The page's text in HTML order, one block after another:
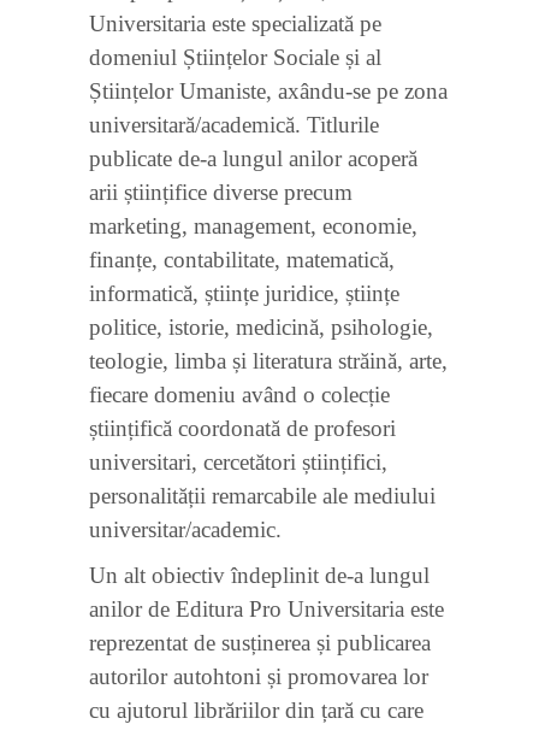
Universitaria este specializată pe
domeniul Științelor Sociale și al
Științelor Umaniste, axându-se pe zona
universitară/academică. Titlurile
publicate de-a lungul anilor acoperă
arii științifice diverse precum
marketing, management, economie,
finanțe, contabilitate, matematică,
informatică, științe juridice, științe
politice, istorie, medicină, psihologie,
teologie, limba și literatura străină, arte,
fiecare domeniu având o colecție
științifică coordonată de profesori
universitari, cercetători științifici,
personalității remarcabile ale mediului
universitar/academic.
Un alt obiectiv îndeplinit de-a lungul
anilor de Editura Pro Universitaria este
reprezentat de susținerea și publicarea
autorilor autohtoni și promovarea lor
cu ajutorul librăriilor din țară cu care